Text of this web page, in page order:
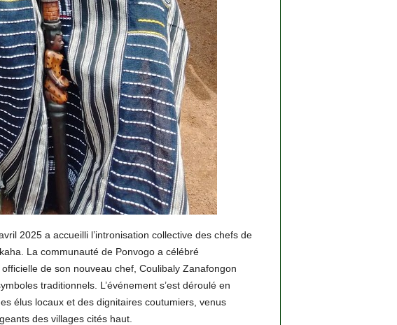
2025 a accueilli l’intronisation collective des chefs de
La communauté de Ponvogo a célébré
de son nouveau chef, Coulibaly Zanafongon
traditionnels. L’événement s’est déroulé en
élus locaux et des dignitaires coutumiers, venus
des villages cités haut.